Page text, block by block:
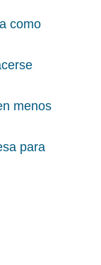
como
menos
para